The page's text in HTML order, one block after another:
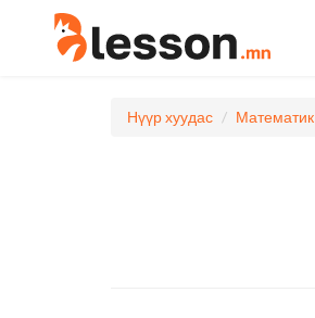
Нүүр хуудас Математик